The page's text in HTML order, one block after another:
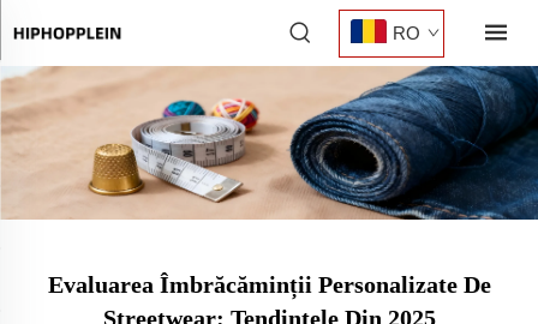
RO
Evaluarea Îmbrăcăminții Personalizate De
Streetwear: Tendințele Din 2025